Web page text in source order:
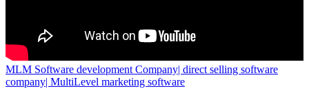
MLM Software development Company| direct selling software
company| MultiLevel marketing software